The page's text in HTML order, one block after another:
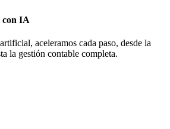
con IA
aceleramos cada paso, desde la
la gestión contable completa.